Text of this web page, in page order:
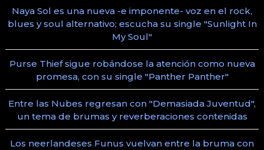
Naya Sol es una nueva -e imponente- voz en el rock,
blues y soul alternativo; escucha su single "Sunlight In
My Soul"
Purse Thief sigue robándose la atención como nueva
promesa, con su single "Panther Panther"
Entre las Nubes regresan con "Demasiada Juventud",
un tema de brumas y reverberaciones contenidas
Los neerlandeses Funus vuelvan entre la bruma con